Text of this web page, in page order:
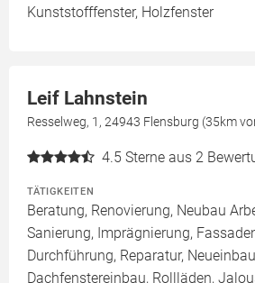
Kunststofffenster, Holzfenster
Leif Lahnstein
Resselweg, 1, 24943 Flensburg (35km
4.5 Sterne aus 2
TÄTIGKEITEN
Beratung, Renovierung, Neubau
Sanierung, Imprägnierung,
Durchführung, Reparatur,
Dachfenstereinbau, Rollläden,